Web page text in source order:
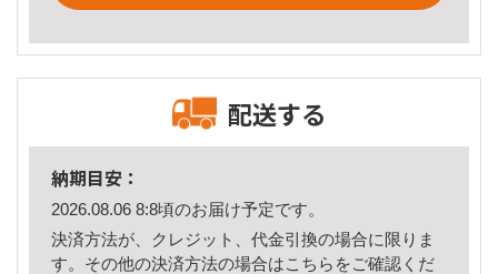
配送する
納期目安：
2026.08.06 8:8頃のお届け予定です。
決済方法が、クレジット、代金引換の場合に限りま
す。その他の決済方法の場合はこちら をご確認くだ